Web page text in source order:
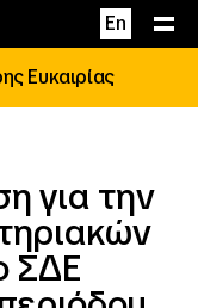
En
Ευκαιρίας
για την
ΣΔΕ